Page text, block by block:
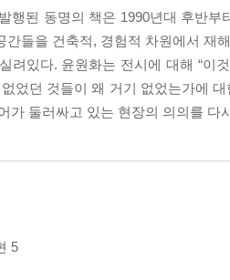
행된 동명의 책은 1990년대 후반
간들을 건축적, 경험적 차원에서 재
려있다. 윤원화는 전시에 대해 “이
었던 것들이 왜 거기 없었는가에
가 둘러싸고 있는 현장의 의의를 다
5